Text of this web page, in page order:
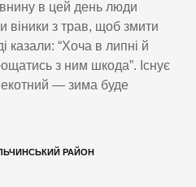
в цей день люди
віники з трав, щоб змити
казали: “Хоча в липні й
з ним шкода”. Існує
— зима буде
РАЙОН